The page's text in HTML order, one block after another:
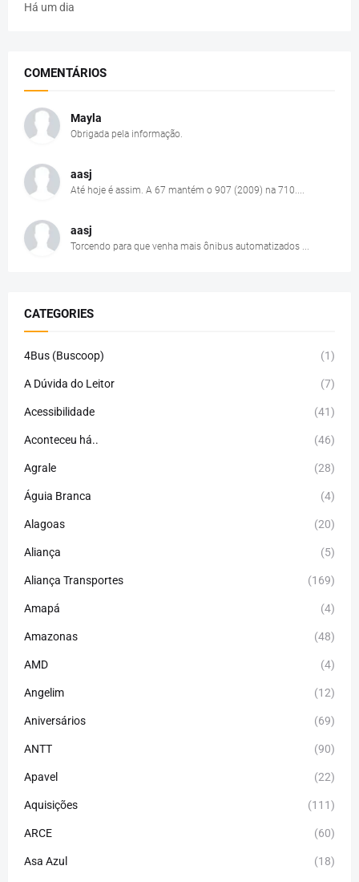
Há um dia
COMENTÁRIOS
Mayla
Obrigada pela informação.
aasj
Até hoje é assim. A 67 mantém o 907 (2009) na 710....
aasj
Torcendo para que venha mais ônibus automatizados ...
CATEGORIES
4Bus (Buscoop) (1)
A Dúvida do Leitor (7)
Acessibilidade (41)
Aconteceu há.. (46)
Agrale (28)
Águia Branca (4)
Alagoas (20)
Aliança (5)
Aliança Transportes (169)
Amapá (4)
Amazonas (48)
AMD (4)
Angelim (12)
Aniversários (69)
ANTT (90)
Apavel (22)
Aquisições (111)
ARCE (60)
Asa Azul (18)